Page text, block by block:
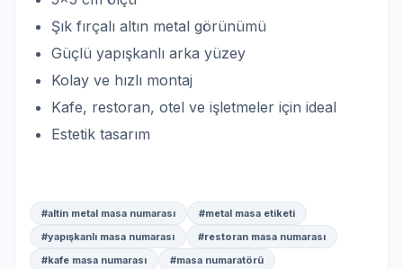
Şık fırçalı altın metal görünümü
Güçlü yapışkanlı arka yüzey
Kolay ve hızlı montaj
Kafe, restoran, otel ve işletmeler için ideal
Estetik tasarım
#altin metal masa numarası
#metal masa etiketi
#yapışkanlı masa numarası
#restoran masa numarası
#kafe masa numarası
#masa numaratörü